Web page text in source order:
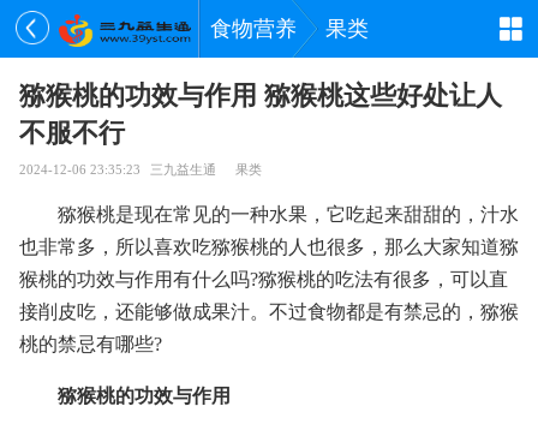
食物营养 果类
猕猴桃的功效与作用 猕猴桃这些好处让人
不服不行
2024-12-06 23:35:23 三九益生通 果类
猕猴桃是现在常见的一种水果，它吃起来甜甜的，汁水
也非常多，所以喜欢吃猕猴桃的人也很多，那么大家知道猕
猴桃的功效与作用有什么吗?猕猴桃的吃法有很多，可以直
接削皮吃，还能够做成果汁。不过食物都是有禁忌的，猕猴
桃的禁忌有哪些?
猕猴桃的功效与作用